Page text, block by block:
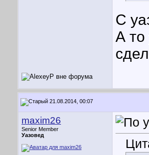
С
А то
21.08.2014, 00:07
maxim26
Senior Member
Уазовед